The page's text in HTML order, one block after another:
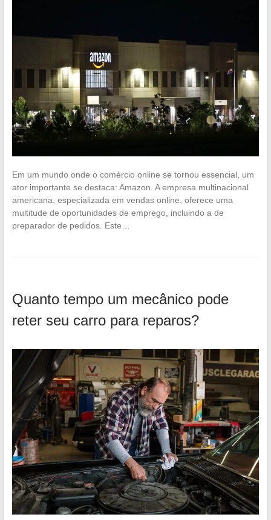
Em um mundo onde o comércio online se tornou essencial, um
ator importante se destaca: Amazon. A empresa multinacional
americana, especializada em vendas online, oferece uma
multitude de oportunidades de emprego, incluindo a de
preparador de pedidos. Este…
Quanto tempo um mecânico pode
reter seu carro para reparos?